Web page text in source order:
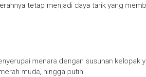
tetap menjadi daya tarik yang
menara dengan susunan kelopak
muda, hingga putih.